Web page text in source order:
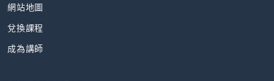
網站地圖
兌換課程
成為講師